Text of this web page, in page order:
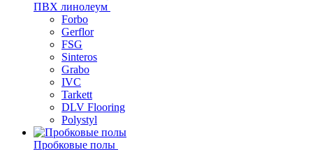
ПВХ линолеум
Forbo
Gerflor
FSG
Sinteros
Grabo
IVC
Tarkett
DLV Flooring
Polystyl
Пробковые полы